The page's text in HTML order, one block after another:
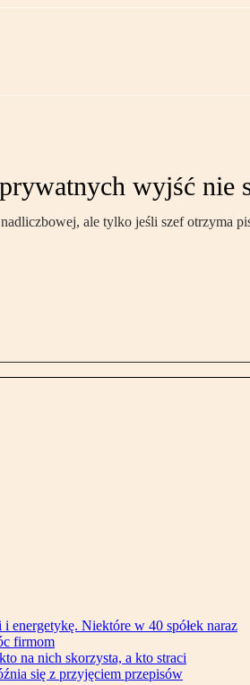
wyjść nie
ale tylko jeśli szef otrzyma
energetykę. Niektóre w 40 spółek naraz
firmom
na nich skorzysta, a kto straci
się z przyjęciem przepisów